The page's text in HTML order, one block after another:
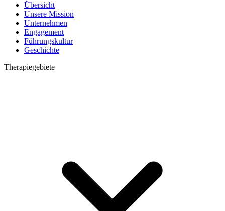
Übersicht
Unsere Mission
Unternehmen
Engagement
Führungskultur
Geschichte
Therapiegebiete